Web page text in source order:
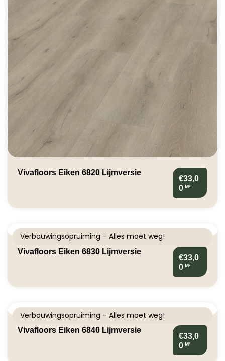
Vivafloors Eiken 6820 Lijmversie
€33,0
0 M²
Verbouwingsopruiming – Alles moet weg!
Vivafloors Eiken 6830 Lijmversie
€33,0
0 M²
Verbouwingsopruiming – Alles moet weg!
Vivafloors Eiken 6840 Lijmversie
€33,0
0 M²